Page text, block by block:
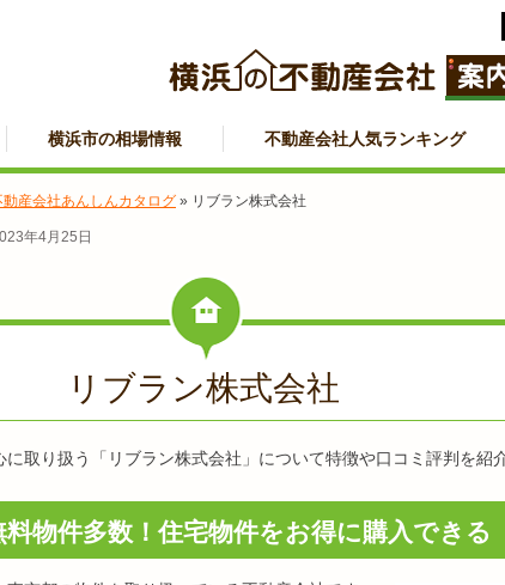
横浜市の相場情報 不動産会社人気ランキング
動産会社あんしんカタログ » リブラン株式会社
年4月25日
リブラン株式会社
取り扱う「リブラン株式会社」について特徴や口コミ評判を紹
物件多数！住宅物件をお得に購入できる